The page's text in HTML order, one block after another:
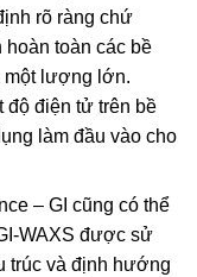
rõ ràng chứ
hoàn toàn các bề
một lượng lớn.
độ điện tử trên bề
làm đầu vào cho
– GI cũng có thể
WAXS được sử
trúc và định hướng